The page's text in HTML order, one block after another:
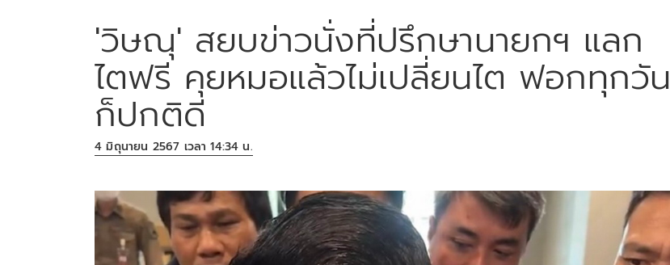
'วิษณุ' สยบข่าวนั่งที่ปรึกษานายกฯ แลก
ไตฟรี คุยหมอแล้วไม่เปลี่ยนไต ฟอกทุกวัน
ก็ปกติดี
4 มิถุนายน 2567 เวลา 14:34 น.